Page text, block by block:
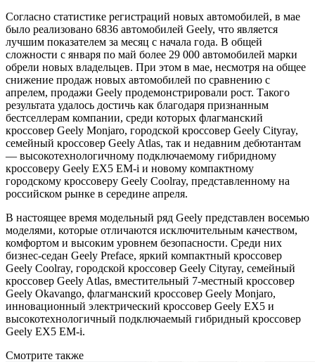
Согласно статистике регистраций новых автомобилей, в мае
было реализовано 6836 автомобилей Geely, что является
лучшим показателем за месяц с начала года. В общей
сложности с января по май более 29 000 автомобилей марки
обрели новых владельцев. При этом в мае, несмотря на общее
снижение продаж новых автомобилей по сравнению с
апрелем, продажи Geely продемонстрировали рост. Такого
результата удалось достичь как благодаря признанным
бестселлерам компании, среди которых флагманский
кроссовер Geely Monjaro, городской кроссовер Geely Cityray,
семейный кроссовер Geely Atlas, так и недавним дебютантам
— высокотехнологичному подключаемому гибридному
кроссоверу Geely EX5 EM-i и новому компактному
городскому кроссоверу Geely Coolray, представленному на
российском рынке в середине апреля.
В настоящее время модельный ряд Geely представлен восемью
моделями, которые отличаются исключительным качеством,
комфортом и высоким уровнем безопасности. Среди них
бизнес-седан Geely Preface, яркий компактный кроссовер
Geely Coolray, городской кроссовер Geely Cityray, семейный
кроссовер Geely Atlas, вместительный 7-местный кроссовер
Geely Okavango, флагманский кроссовер Geely Monjaro,
инновационный электрический кроссовер Geely EX5 и
высокотехнологичный подключаемый гибридный кроссовер
Geely EX5 EM-i.
Смотрите также